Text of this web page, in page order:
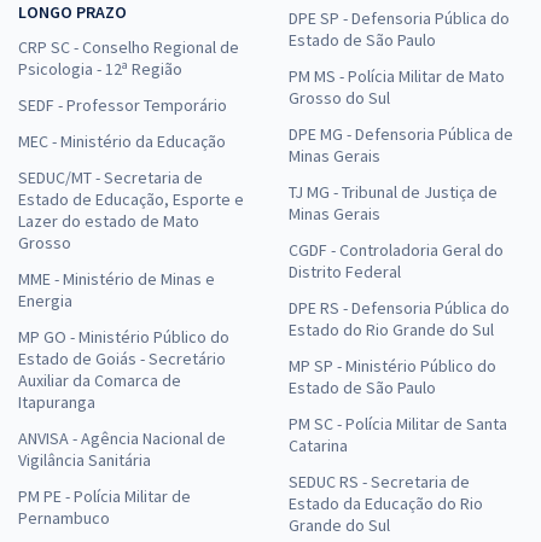
LONGO PRAZO
CRP SC - Conselho Regional de
Psicologia - 12ª Região
SEDF - Professor Temporário
MEC - Ministério da Educação
SEDUC/MT - Secretaria de
Estado de Educação, Esporte e
Lazer do estado de Mato
Grosso
MME - Ministério de Minas e
Energia
MP GO - Ministério Público do
Estado de Goiás - Secretário
Auxiliar da Comarca de
Itapuranga
ANVISA - Agência Nacional de
Vigilância Sanitária
PM PE - Polícia Militar de
Pernambuco
DPE SP - Defensoria Pública do
Estado de São Paulo
PM MS - Polícia Militar de Mato
Grosso do Sul
DPE MG - Defensoria Pública de
Minas Gerais
TJ MG - Tribunal de Justiça de
Minas Gerais
CGDF - Controladoria Geral do
Distrito Federal
DPE RS - Defensoria Pública do
Estado do Rio Grande do Sul
MP SP - Ministério Público do
Estado de São Paulo
PM SC - Polícia Militar de Santa
Catarina
SEDUC RS - Secretaria de
Estado da Educação do Rio
Grande do Sul